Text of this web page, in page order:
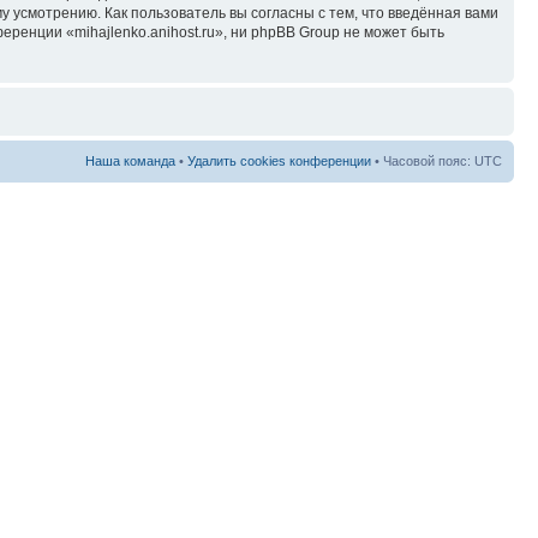
Как пользователь вы согласны с тем, что введённая вами
«mihajlenko.anihost.ru», ни phpBB Group не может быть
Наша команда • Удалить cookies конференции • Часовой пояс: UTC